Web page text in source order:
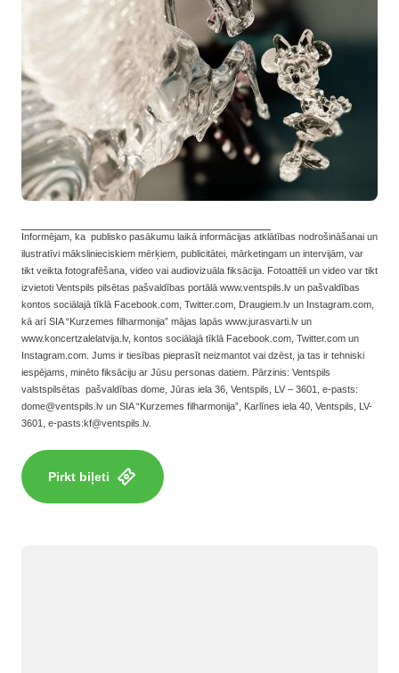
Informējam, ka publisko pasākumu laikā informācijas atklātības nodrošināšanai un
ilustratīvi mākslinieciskiem mērķiem, publicitātei, mārketingam un intervijām, var
tikt veikta fotografēšana, video vai audiovizuāla fiksācija. Fotoattēli un video var tikt
izvietoti Ventspils pilsētas pašvaldības portālā www.ventspils.lv un pašvaldības
kontos sociālajā tīklā Facebook.com, Twitter.com, Draugiem.lv un Instagram.com,
kā arī SIA “Kurzemes filharmonija” mājas lapās www.jurasvarti.lv un
www.koncertzalelatvija.lv, kontos sociālajā tīklā Facebook.com, Twitter.com un
Instagram.com. Jums ir tiesības pieprasīt neizmantot vai dzēst, ja tas ir tehniski
iespējams, minēto fiksāciju ar Jūsu personas datiem. Pārzinis: Ventspils
valstspilsētas pašvaldības dome, Jūras iela 36, Ventspils, LV – 3601, e-pasts:
dome@ventspils.lv un SIA “Kurzemes filharmonija”, Karlīnes iela 40, Ventspils, LV-
3601, e-pasts:kf@ventspils.lv.
Pirkt biļeti